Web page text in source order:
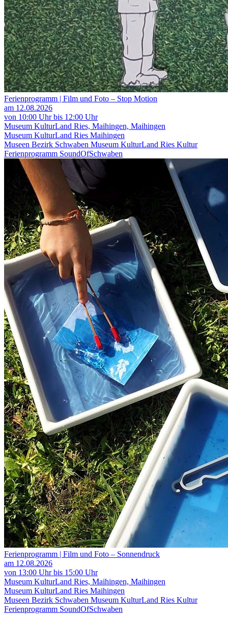
Ferienprogramm | Film und Foto – Stop Motion
am 12.08.2026
von 10:00 Uhr bis 12:00 Uhr
Museum KulturLand Ries, Maihingen, Maihingen
Museum KulturLand Ries Maihingen
Museen Bezirk Schwaben Museum KulturLand Ries Kultur
Ferienprogramm SoundOfSchwaben
Ferienprogramm | Film und Foto – Sonnendruck
am 12.08.2026
von 13:00 Uhr bis 15:00 Uhr
Museum KulturLand Ries, Maihingen, Maihingen
Museum KulturLand Ries Maihingen
Museen Bezirk Schwaben Museum KulturLand Ries Kultur
Ferienprogramm SoundOfSchwaben